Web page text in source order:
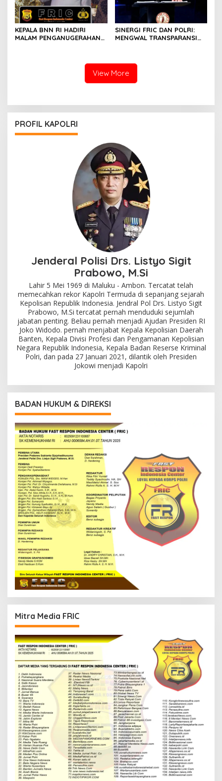
KEPALA BNN RI HADIRI
MALAM PENGANUGERAHAN
SINERGI FRIC DAN POLRI:
MENGWAL TRANSPARANSI
View More
PROFIL KAPOLRI
Jenderal Polisi Drs. Listyo Sigit
Prabowo, M.Si
Lahir 5 Mei 1969 di Maluku - Ambon. Tercatat telah
memecahkan rekor Kapolri Termuda di sepanjang sejarah
Kepolisan Republik Indonesia. Jendral Pol Drs. Listyo Sigit
Prabowo, M.Si tercatat pernah menduduki sejumlah
jabatan penting. Beliau pernah menjadi Ajudan Presiden RI
Joko Widodo. pernah menjabat Kepala Kepolisian Daerah
Banten, Kepala Divisi Profesi dan Pengamanan Kepolisian
Negara Republik Indonesia, Kepala Badan Reserse Kriminal
Polri, dan pada 27 Januari 2021, dilantik oleh Presiden
Jokowi menjadi Kapolri
BADAN HUKUM & DIREKSI
Mitra Media FRIC